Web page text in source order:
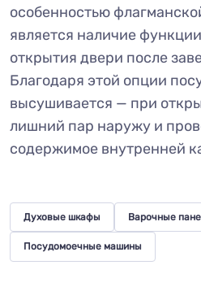
особенностью
является наличие
открытия двери после
Благодаря этой опции
высушивается — при
лишний пар наружу и
содержимое внутренней
Духовые шкафы Варочные
Посудомоечные машины